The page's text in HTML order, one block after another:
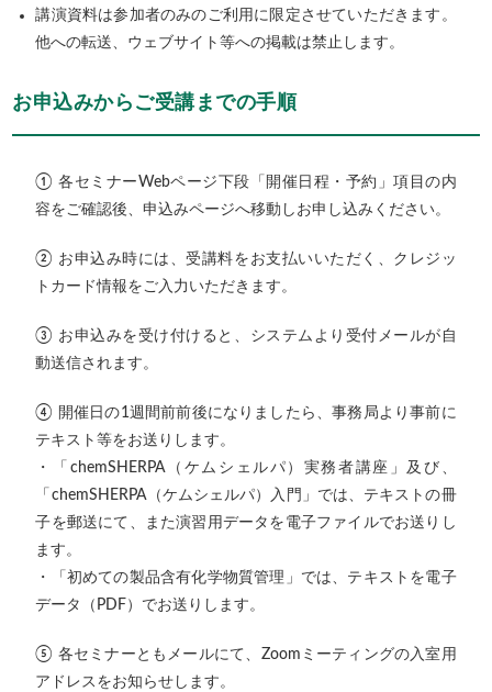
講演資料は参加者のみのご利用に限定させていただきます。
他への転送、ウェブサイト等への掲載は禁止します。
お申込みからご受講までの手順
① 各セミナーWebページ下段「開催日程・予約」項目の内
容をご確認後、申込みページへ移動しお申し込みください。
② お申込み時には、受講料をお支払いいただく、クレジッ
トカード情報をご入力いただきます。
③ お申込みを受け付けると、システムより受付メールが自
動送信されます。
④ 開催日の1週間前前後になりましたら、事務局より事前に
テキスト等をお送りします。
・「chemSHERPA（ケムシェルパ）実務者講座」及び、
「chemSHERPA（ケムシェルパ）入門」では、テキストの冊
子を郵送にて、また演習用データを電子ファイルでお送りし
ます。
・「初めての製品含有化学物質管理」では、テキストを電子
データ（PDF）でお送りします。
⑤ 各セミナーともメールにて、Zoomミーティングの入室用
アドレスをお知らせします。